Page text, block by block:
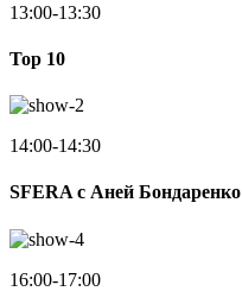
13:00-13:30
Top 10
14:00-14:30
SFERA с Аней Бондаренко
16:00-17:00